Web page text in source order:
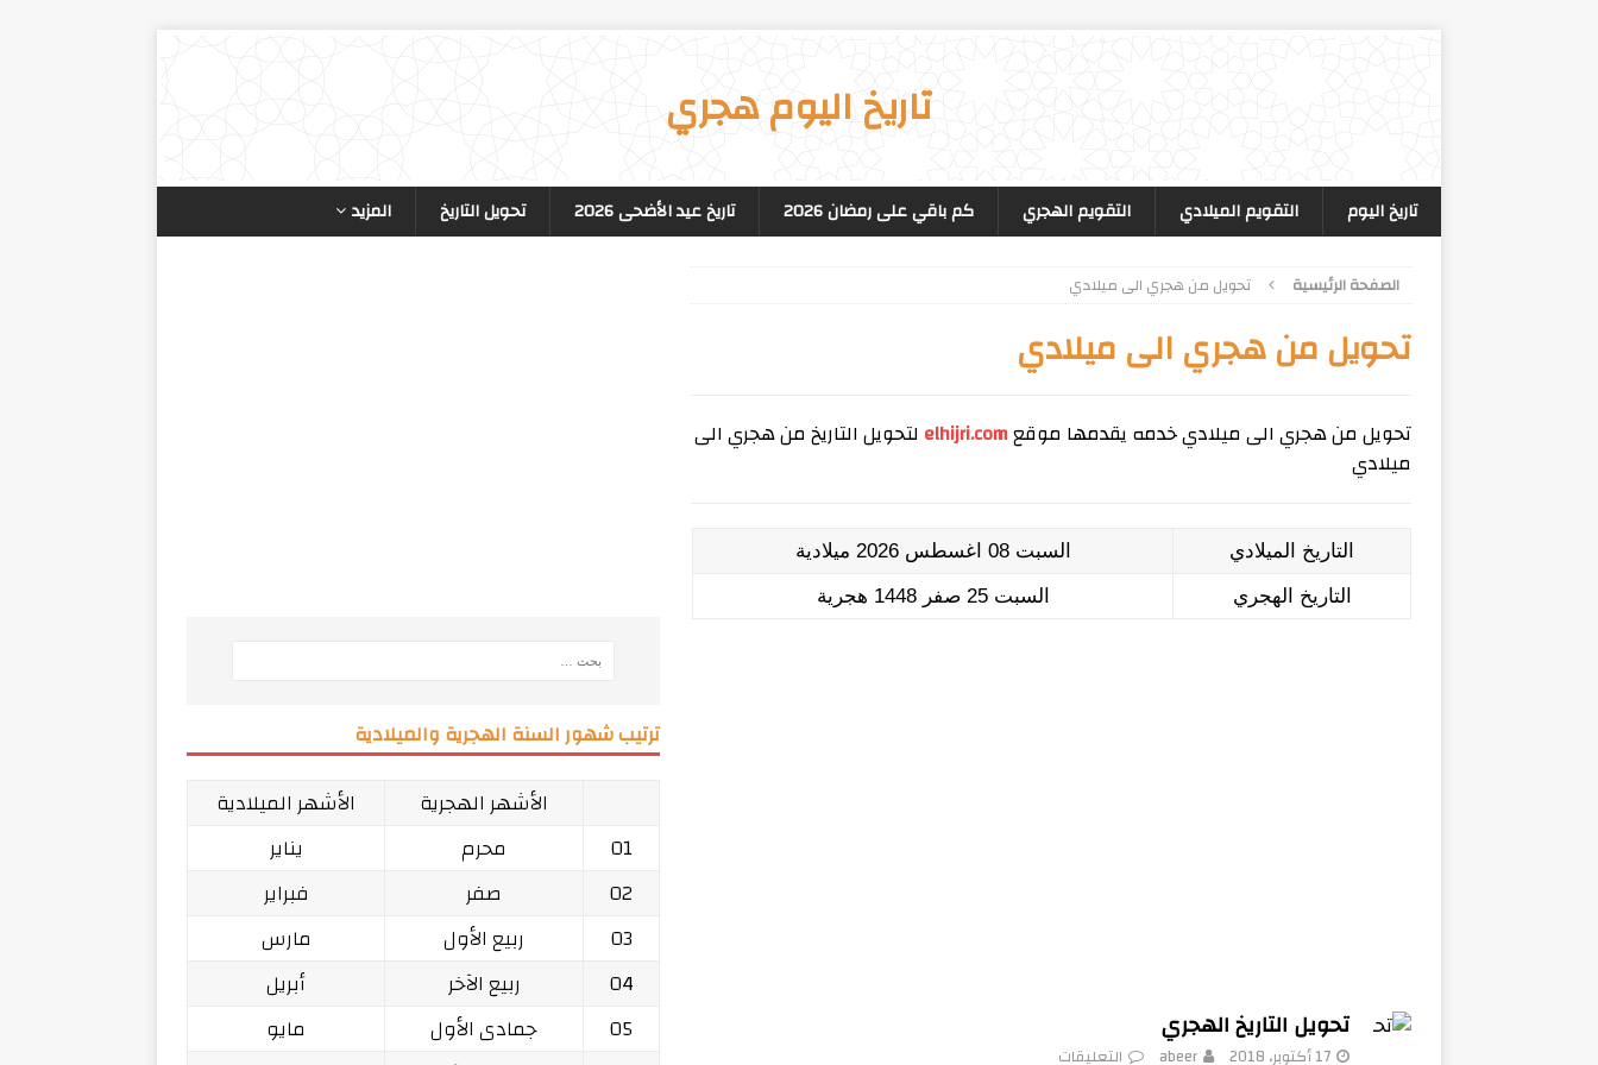
تاريخ اليوم هجري
تاريخ اليوم التقويم الميلادي التقويم الهجري كم باقي على رمضان 2026 تاريخ عيد الأضحى 2026 تحويل التاريخ المزيد
الصفحة الرئيسية تحويل من هجري الى ميلادي
تحويل من هجري الى ميلادي
تحويل من هجري الى ميلادي خدمه يقدمها موقعelhijri.com لتحويل التاريخ من هجري الى
ميلادي
التاريخ الميلادي
السبت 08 اغسطس 2026 ميلادية
التاريخ الهجري
السبت 25 صفر 1448 هجرية
تحويل التاريخ الهجري
17 أكتوبر، 2018 abeer التعليقات
ترتيب شهور السنة الهجرية والميلادية
الأشهر الهجرية
الأشهر الميلادية
01
محرم
يناير
02
صفر
فبراير
03
ربيع الأول
مارس
04
ربيع الآخر
أبريل
05
جمادى الأول
مايو